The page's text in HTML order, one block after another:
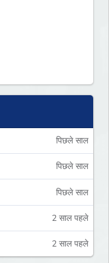
पिछले साल
पिछले साल
पिछले साल
2 साल पहले
2 साल पहले